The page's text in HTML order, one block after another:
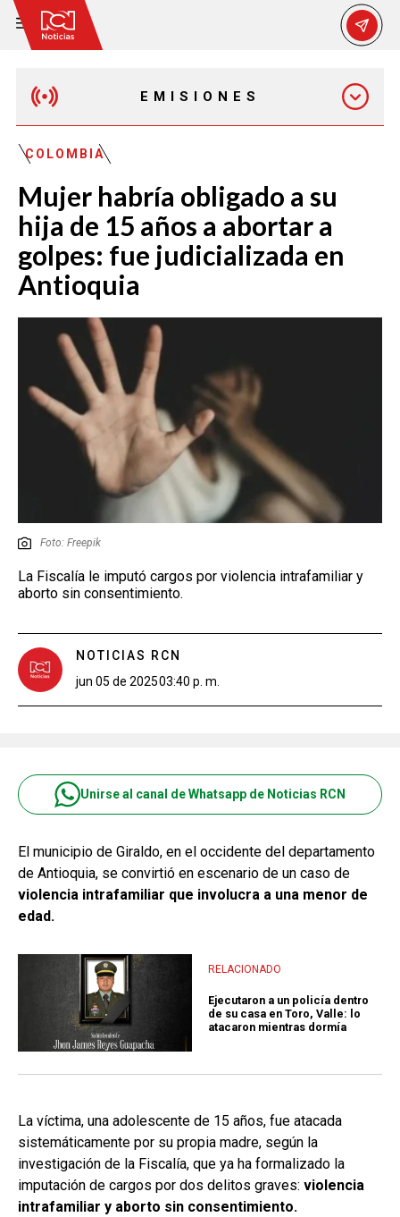
EMISIONES
EMISIÓN 12:30 PM
EMISIÓN 7:00 PM
EMISIÓN 11:30 PM
COLOMBIA
Mujer habría obligado a su
hija de 15 años a abortar a
golpes: fue judicializada en
Antioquia
Foto: Freepik
La Fiscalía le imputó cargos por violencia intrafamiliar y
aborto sin consentimiento.
NOTICIAS RCN
jun 05 de 202503:40 p. m.
Unirse al canal de Whatsapp de Noticias RCN
El municipio de Giraldo, en el occidente del departamento
de Antioquia, se convirtió en escenario de un caso de
violencia intrafamiliar que involucra a una menor de
edad.
RELACIONADO
Ejecutaron a un policía dentro
de su casa en Toro, Valle: lo
atacaron mientras dormía
La víctima, una adolescente de 15 años, fue atacada
sistemáticamente por su propia madre, según la
investigación de la Fiscalía, que ya ha formalizado la
imputación de cargos por dos delitos graves: violencia
intrafamiliar y aborto sin consentimiento.